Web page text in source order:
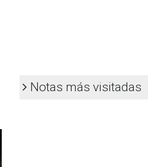
Notas más visitadas